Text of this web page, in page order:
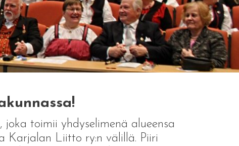
toimii yhdyselimenä alueensa
Karjalan Liitto ry:n välillä. Piiri